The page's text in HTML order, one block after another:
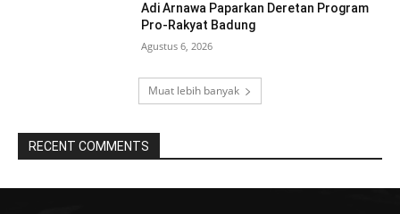
Adi Arnawa Paparkan Deretan Program
Pro-Rakyat Badung
Agustus 6, 2026
Muat lebih banyak
RECENT COMMENTS